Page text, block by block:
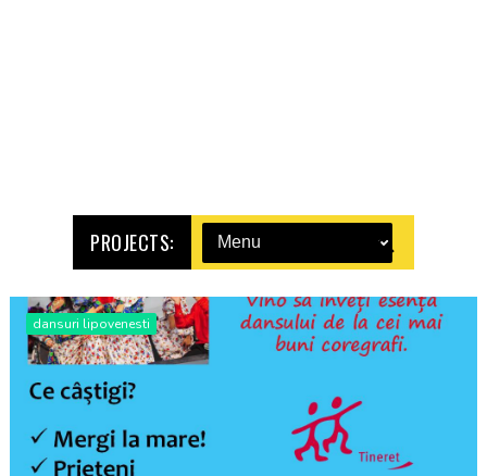
PROJECTS:
dansuri lipovenesti